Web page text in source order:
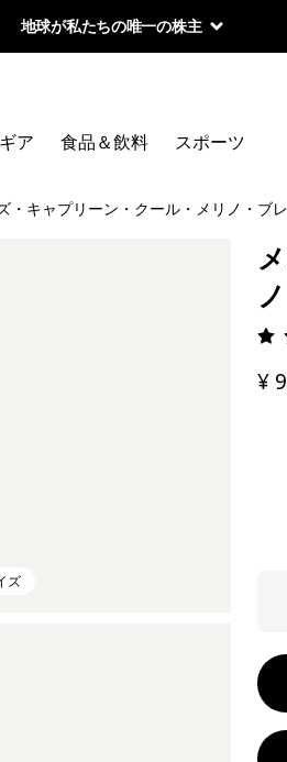
地球が私たちの唯一の株主
ア 食品＆飲料 スポーツ
・キャプリーン・クール・メリノ・ブ
ズ
¥